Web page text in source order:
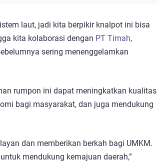
laut, jadi kita berpikir knalpot ini bisa
kita kolaborasi dengan PT Timah,
sering menenggelamkan
rumpon ini dapat meningkatkan kualitas
bagi masyarakat, dan juga mendukung
dan memberikan berkah bagi UMKM.
mendukung kemajuan daerah,”